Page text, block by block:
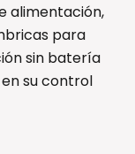
alimentación,
para
sin batería
su control